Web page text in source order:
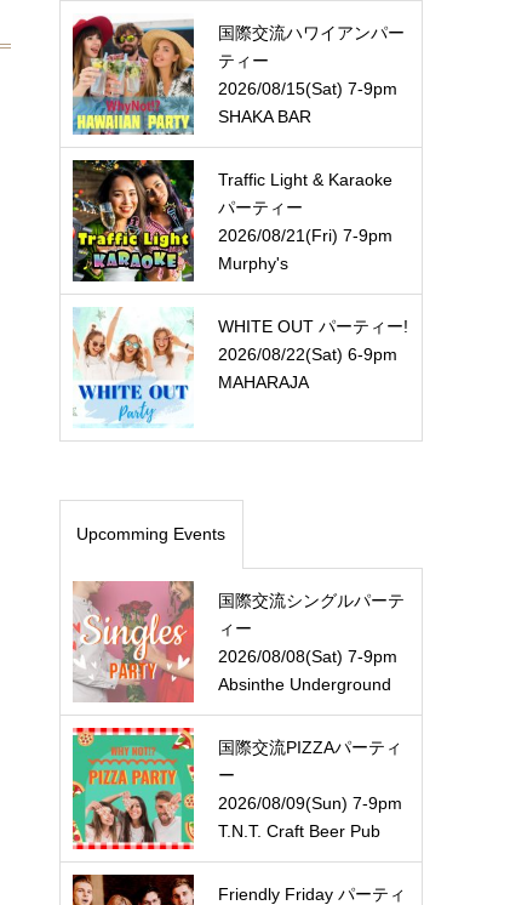
国際交流ハワイアンパー
ティー
2026/08/15(Sat) 7-9pm
SHAKA BAR
Traffic Light & Karaoke
パーティー
2026/08/21(Fri) 7-9pm
Murphy's
WHITE OUT パーティー!
2026/08/22(Sat) 6-9pm
MAHARAJA
Upcomming Events
国際交流シングルパーテ
ィー
2026/08/08(Sat) 7-9pm
Absinthe Underground
国際交流PIZZAパーティ
ー
2026/08/09(Sun) 7-9pm
T.N.T. Craft Beer Pub
Friendly Friday パーティ